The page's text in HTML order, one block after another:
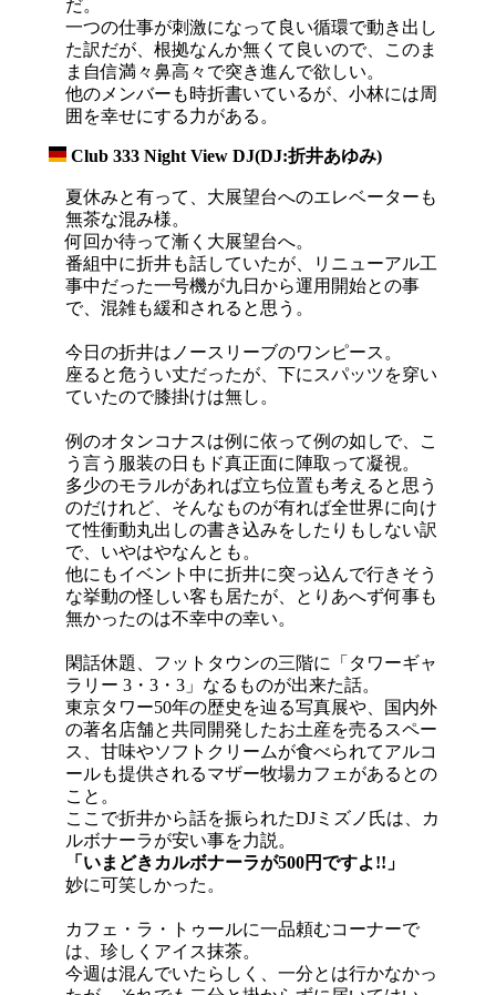
だ。
一つの仕事が刺激になって良い循環で動き出し
た訳だが、根拠なんか無くて良いので、このま
ま自信満々鼻高々で突き進んで欲しい。
他のメンバーも時折書いているが、小林には周
囲を幸せにする力がある。
Club 333 Night View DJ(DJ:折井あゆみ)
夏休みと有って、大展望台へのエレベーターも
無茶な混み様。
何回か待って漸く大展望台へ。
番組中に折井も話していたが、リニューアル工
事中だった一号機が九日から運用開始との事
で、混雑も緩和されると思う。
今日の折井はノースリーブのワンピース。
座ると危うい丈だったが、下にスパッツを穿い
ていたので膝掛けは無し。
例のオタンコナスは例に依って例の如しで、こ
う言う服装の日もド真正面に陣取って凝視。
多少のモラルがあれば立ち位置も考えると思う
のだけれど、そんなものが有れば全世界に向け
て性衝動丸出しの書き込みをしたりもしない訳
で、いやはやなんとも。
他にもイベント中に折井に突っ込んで行きそう
な挙動の怪しい客も居たが、とりあへず何事も
無かったのは不幸中の幸い。
閑話休題、フットタウンの三階に「タワーギャ
ラリー 3・3・3」なるものが出来た話。
東京タワー50年の歴史を辿る写真展や、国内外
の著名店舗と共同開発したお土産を売るスペー
ス、甘味やソフトクリームが食べられてアルコ
ールも提供されるマザー牧場カフェがあるとの
こと。
ここで折井から話を振られたDJミズノ氏は、カ
ルボナーラが安い事を力説。
「いまどきカルボナーラが500円ですよ!!」
妙に可笑しかった。
カフェ・ラ・トゥールに一品頼むコーナーで
は、珍しくアイス抹茶。
今週は混んでいたらしく、一分とは行かなかっ